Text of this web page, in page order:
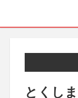
とくし